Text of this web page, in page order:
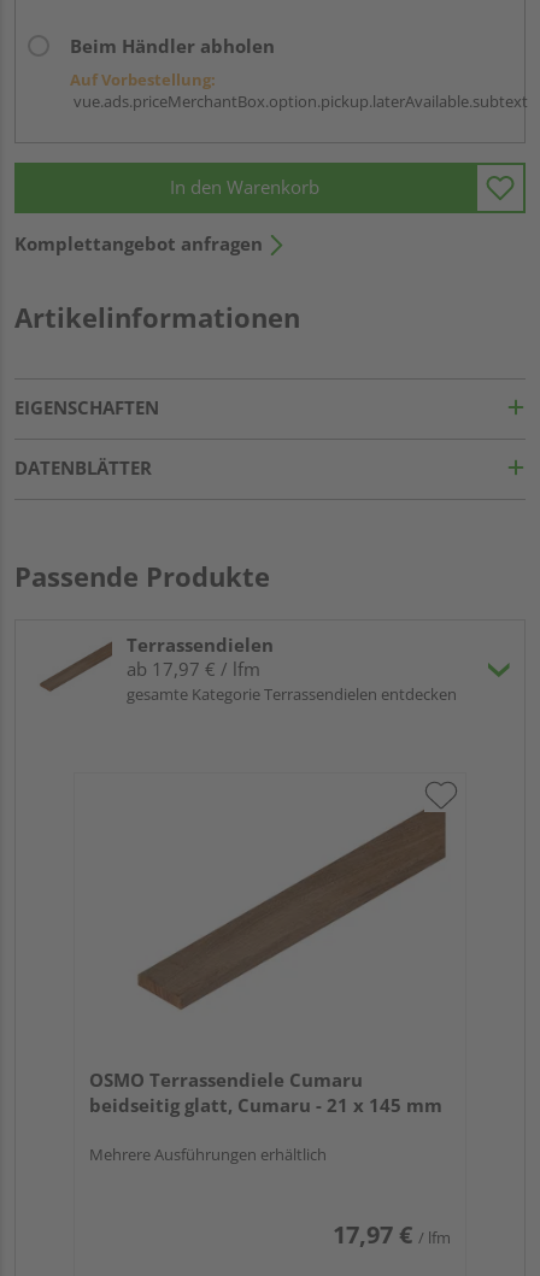
Beim Händler abholen
Auf Vorbestellung:
vue.ads.priceMerchantBox.option.pickup.laterAvailable.subtext
In den Warenkorb
Komplettangebot anfragen
Artikelinformationen
EIGENSCHAFTEN
DATENBLÄTTER
Passende Produkte
Terrassendielen
ab 17,97 € / lfm
gesamte Kategorie Terrassendielen entdecken
OSMO Terrassendiele Cumaru
beidseitig glatt, Cumaru - 21 x 145 mm
Mehrere Ausführungen erhältlich
17,97 € / lfm